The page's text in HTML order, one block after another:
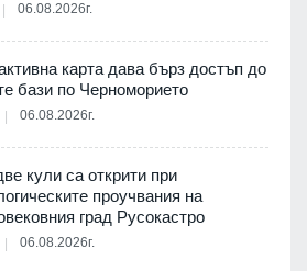
06.08.2026г.
карта дава бърз достъп до
бази по Черноморието
06.08.2026г.
кули са открити при
проучвания на
град Русокастро
06.08.2026г.